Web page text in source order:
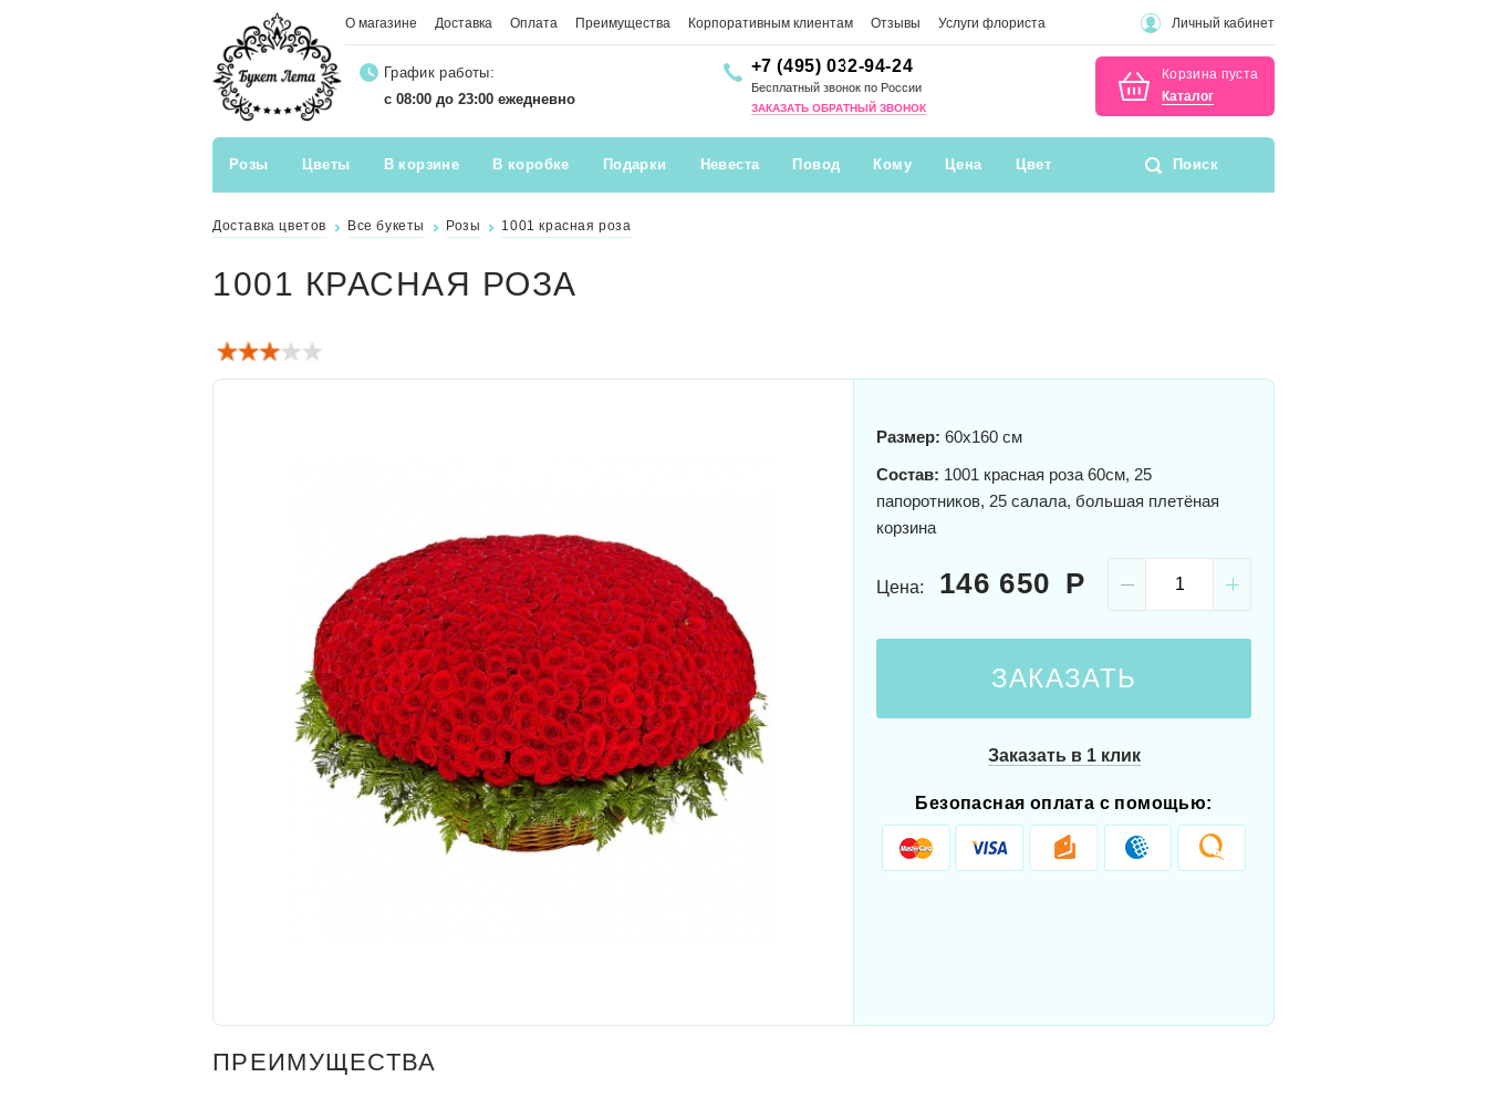
О магазине Доставка Оплата Преимущества Корпоративным клиентам Отзывы Услуги флориста Личный кабинет
График работы:
с 08:00 до 23:00 ежедневно
+7 (495) 032-94-24
Бесплатный звонок по России
ЗАКАЗАТЬ ОБРАТНЫЙ ЗВОНОК
Корзина пуста
Каталог
Розы Цветы В корзине В коробке Подарки Невеста Повод Кому Цена Цвет Поиск
Доставка цветов Все букеты Розы 1001 красная роза
1001 КРАСНАЯ РОЗА
Размер: 60x160 см
Состав: 1001 красная роза 60см, 25
папоротников, 25 салала, большая плетёная
корзина
Цена: 146 650
ЗАКАЗАТЬ
Заказать в 1 клик
Безопасная оплата с помощью:
ПРЕИМУЩЕСТВА